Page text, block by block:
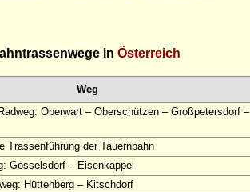
in Österreich
Weg
Oberwart – Oberschützen – Großpetersdorf –
Trassenführung der Tauernbahn
Gösselsdorf – Eisenkappel
Hüttenberg – Kitschdorf